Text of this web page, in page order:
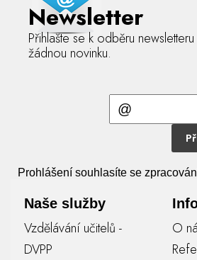
Newsletter
Přihlašte se k odběru
žádnou novinku.
Prohlášení souhlasíte se
Naše služby
Vzdělávání učitelů -
DVPP
O